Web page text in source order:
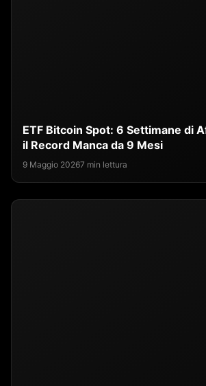
ETF Bitcoin Spot: 6 Settimane di
il Record Manca da 9 Mesi
9 Maggio 20267 min lettura